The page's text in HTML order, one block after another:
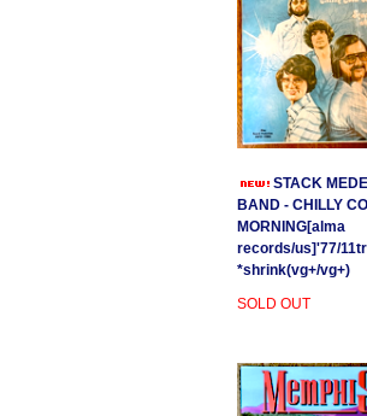
STACK
BAND - CHILLY
MORNING[alma
records/us]'77/
*shrink(vg+/vg+)
SOLD OUT